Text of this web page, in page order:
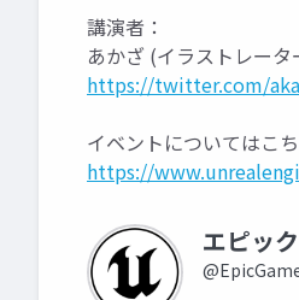
講演者：
あかざ (イラストレー
https://twitter.com/
イベントについてはこち
https://
エピッ